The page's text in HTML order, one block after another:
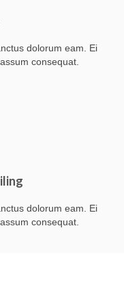
dolorum eam. Ei
consequat.
dolorum eam. Ei
consequat.